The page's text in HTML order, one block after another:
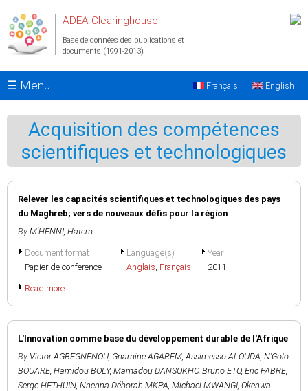
ADEA Clearinghouse
Base de données des publications et
documents (1991-2013)
☰ Menu English
Français
Acquisition des compétences
scientifiques et technologiques
Relever les capacités scientifiques et technologiques des pays
du Maghreb; vers de nouveaux défis pour la région
By M'HENNI, Hatem
Document format
Papier de conference
Language(s)
Anglais, Français
Year
2011
Read more
L'Innovation comme base du développement durable de l'Afrique
By Victor AGBEGNENOU, Gnamine AGAREM,Assimesso ALOUDA, N'Golo
BOUARE, Hamidou BOLY, Mamadou DANSOKHO, Bruno ETO, Eric FABRE,
Serge HETHUIN, Nnenna Déborah MKPA, Michael MWANGI, Okenwa